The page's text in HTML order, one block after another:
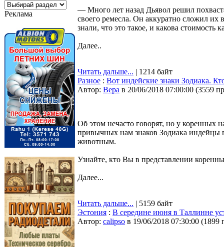
Реклама
— Много лет назад Дьявол решил
своего ремесла. Он аккуратно сложил
знали, что это такое, и какова стоимость
Далее..
Читать дальше... | 1214 байт
Разное : Вот индейские знаки Зодиака.
Автор: Bepa в 20/06/2018 07:00:00 (3559
Об этом нечасто говорят, но у коренных
привычных нам знаков Зодиака индейцы
животным.
Узнайте, кто Вы в представлении
Далее...
Читать дальше... | 5159 байт
Эстония : В середине июня в Таллинне
Автор: calipso в 19/06/2018 07:30:00 (1899